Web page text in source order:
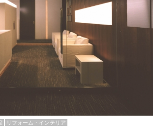
リフォーム・インテリア